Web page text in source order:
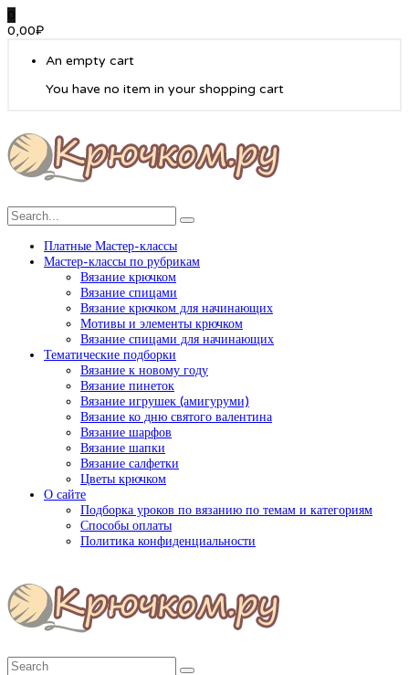
0
0,00₽
An empty cart
You have no item in your shopping cart
Платные Мастер-классы
Мастер-классы по рубрикам
Вязание крючком
Вязание спицами
Вязание крючком для начинающих
Мотивы и элементы крючком
Вязание спицами для начинающих
Тематические подборки
Вязание к новому году
Вязание пинеток
Вязание игрушек (амигуруми)
Вязание ко дню святого валентина
Вязание шарфов
Вязание шапки
Вязание салфетки
Цветы крючком
О сайте
Подборка уроков по вязанию по темам и категориям
Способы оплаты
Политика конфиденциальности